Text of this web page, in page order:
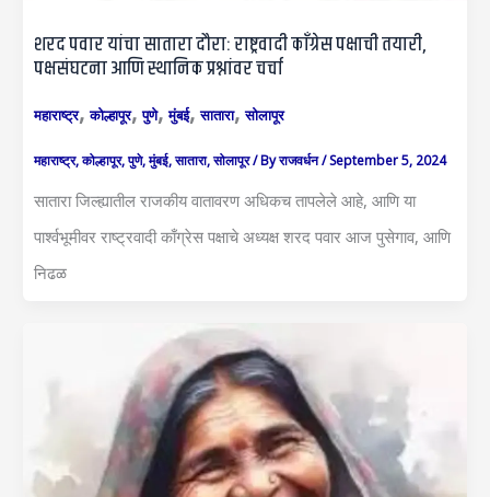
शरद पवार यांचा सातारा दौरा: राष्ट्रवादी काँग्रेस पक्षाची तयारी,
पक्षसंघटना आणि स्थानिक प्रश्नांवर चर्चा
महाराष्ट्र,कोल्हापूर,पुणे,मुंबई,सातारा,सोलापूर
महाराष्ट्र,कोल्हापूर,पुणे,मुंबई,सातारा,सोलापूर/ Byराजवर्धन/September 5, 2024
सातारा जिल्ह्यातील राजकीय वातावरण अधिकच तापलेले आहे, आणि या
पार्श्वभूमीवर राष्ट्रवादी काँग्रेस पक्षाचे अध्यक्ष शरद पवार आज पुसेगाव, आणि
निढळ